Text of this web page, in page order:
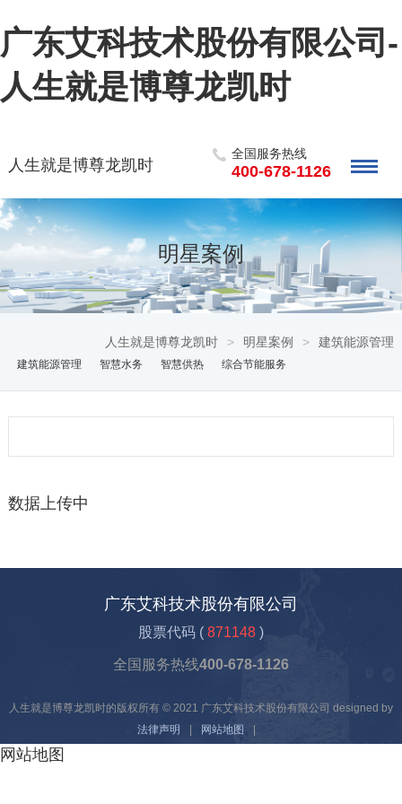
广东艾科技术股份有限公司-
人生就是博尊龙凯时
人生就是博尊龙凯时
全国服务热线
400-678-1126
明星案例
人生就是博尊龙凯时 > 明星案例 > 建筑能源管理
建筑能源管理 智慧水务 智慧供热 综合节能服务
数据上传中
广东艾科技术股份有限公司
股票代码 ( 871148 )
全国服务热线400-678-1126
人生就是博尊龙凯时的版权所有 © 2021 广东艾科技术股份有限公司 designed by
法律声明
| 网站地图 |
网站地图